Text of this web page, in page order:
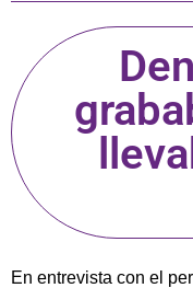
En entrevista con el